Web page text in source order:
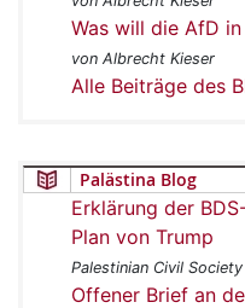
Was will die AfD
von Albrecht Kieser
Alle Beiträge des
Palästina Blog
Erklärung der
Plan von Trump
Palestinian Civil Society
Offener Brief an